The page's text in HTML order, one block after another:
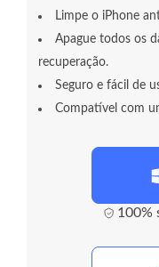
Limpe o iPhone
Apague todos os
recuperação.
Seguro e fácil de
Compatível com
100%